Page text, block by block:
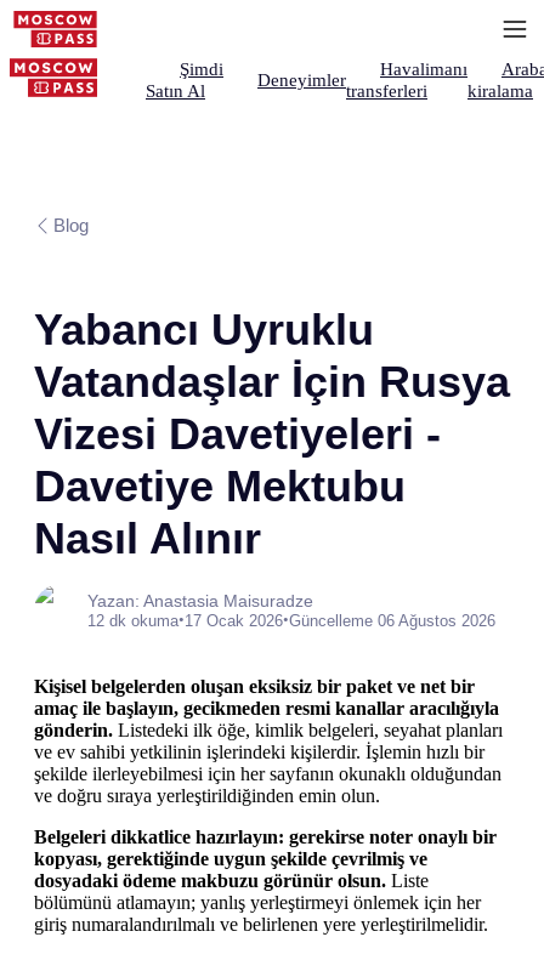
Şimdi
Satın Al
Deneyimler
Havalimanı
transferleri
kiralama
Blog
Yabancı Uyruklu
Vatandaşlar İçin Rusya
Vizesi Davetiyeleri -
Davetiye Mektubu
Nasıl Alınır
Yazan: Anastasia Maisuradze
12 dk okuma•17 Ocak 2026•Güncelleme 06 Ağustos 2026
Kişisel belgelerden oluşan eksiksiz bir paket ve net bir
amaç ile başlayın, gecikmeden resmi kanallar aracılığıyla
gönderin. Listedeki ilk öğe, kimlik belgeleri, seyahat planları
ve ev sahibi yetkilinin işlerindeki kişilerdir. İşlemin hızlı bir
şekilde ilerleyebilmesi için her sayfanın okunaklı olduğundan
ve doğru sıraya yerleştirildiğinden emin olun.
Belgeleri dikkatlice hazırlayın: gerekirse noter onaylı bir
kopyası, gerektiğinde uygun şekilde çevrilmiş ve
dosyadaki ödeme makbuzu görünür olsun. Liste
bölümünü atlamayın; yanlış yerleştirmeyi önlemek için her
giriş numaralandırılmalı ve belirlenen yere yerleştirilmelidir.